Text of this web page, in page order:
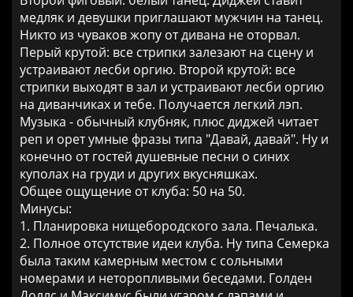
медляк и девушки приглашают мужчин на танец.
Никто из чуваков жопу от дивана не оторвал.
Перый крутой: все стрипки залезают на сцену и
устраивают лесби оргию. Второй крутой: все
стрипки выходят в зал и устраивают лесби оргию
на диванчиках и тебе. Получается легкий лэп.
Музыка - обычный клубняк, плюс диджей читает
реп и орет умные фразы типа "Давай, давай". Ну и
конечно от гостей душевные песни о синих
куполах на груди и других вкусняшках.
Общее ощущение от клуба: 50 на 50.
Минусы:
1. Планировка нищебородского зала. Печалька.
2. Полное отсутствие идеи клуба. Ну типа Семерка
была таким камерным местом с сольными
номерами и неторопливыми беседами. Голден